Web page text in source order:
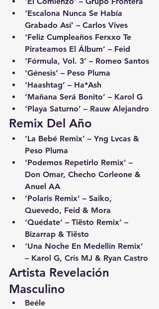
‘Escalona Nunca Se Había
Grabado Así’ – Carlos Vives
‘Feliz Cumpleaños Ferxxo Te
Pirateamos El Álbum’ – Feid
‘Fórmula, Vol. 3’ – Romeo Santos
‘Génesis’ – Peso Pluma
‘Haashtag’ – Ha*Ash
‘Mañana Será Bonito’ – Karol G
‘Playa Saturno’ – Rauw Alejandro
Remix Del Año
‘La Bebé Remix’ – Yng Lvcas &
Peso Pluma
‘Podemos Repetirlo Remix’ –
Don Omar, Checho Corleone &
Anuel AA
‘Polaris Remix’ – Saiko,
Quevedo, Feid & Mora
‘Quédate’ – Tiësto Remix’ –
Bizarrap & Tiësto
‘Una Noche En Medellín Remix’
– Karol G, Cris MJ & Ryan Castro
Artista Revelación
Masculino
Beéle